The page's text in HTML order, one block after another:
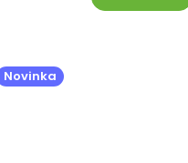
Novinka